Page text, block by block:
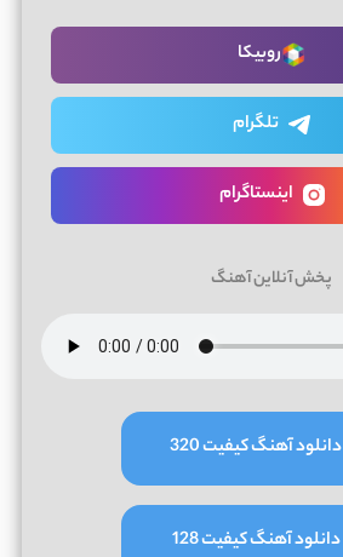
روبیکا
تلگرام
اینستاگرام
پخش آنلاین آهنگ
دانلود آهنگ کیفیت 320
دانلود آهنگ کیفیت 128